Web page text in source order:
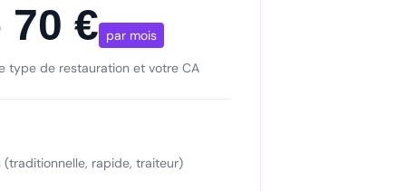
70 € par mois
type de restauration et votre CA
rapide, traiteur)